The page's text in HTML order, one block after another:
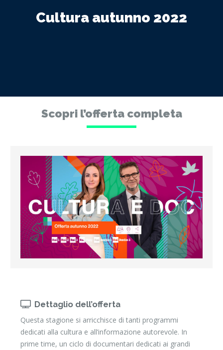
Cultura autunno 2022
Scopri l’offerta completa
Dettaglio dell’offerta
Questa stagione si arricchisce di tanti programmi
dedicati alla cultura e all’informazione autorevole. In
prime time, un ciclo di documentari dedicati ai grandi